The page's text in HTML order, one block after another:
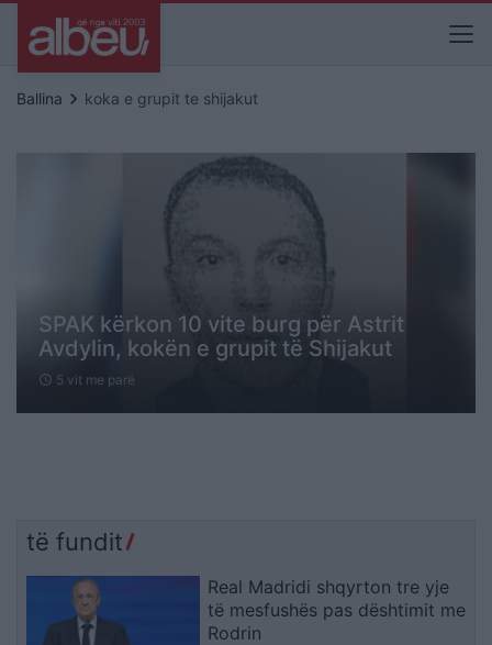
Ballina keyboard_arrow_right koka e grupit te shijakut
SPAK kërkon 10 vite burg për Astrit
Avdylin, kokën e grupit të Shijakut
schedule 5 vit me parë
të fundit
Real Madridi shqyrton tre yje
të mesfushës pas dështimit me
Rodrin